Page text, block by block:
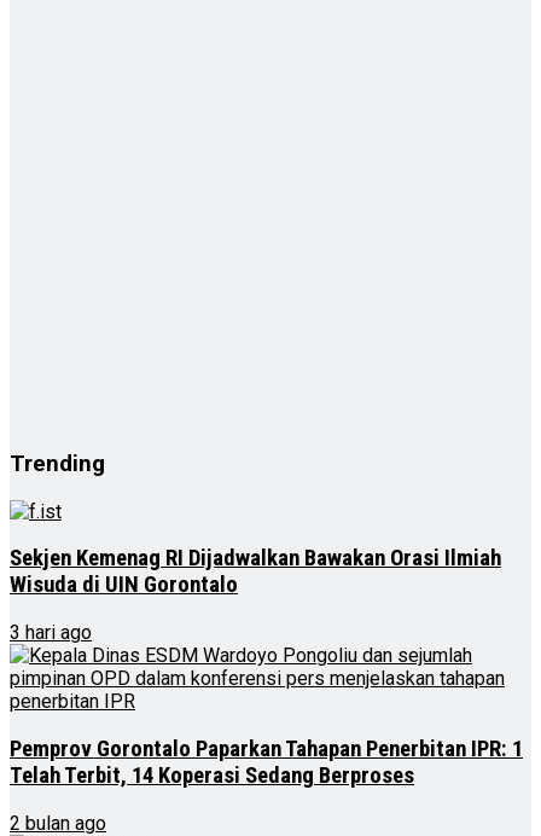
Trending
Sekjen Kemenag RI Dijadwalkan Bawakan Orasi Ilmiah
Wisuda di UIN Gorontalo
3 hari ago
Pemprov Gorontalo Paparkan Tahapan Penerbitan IPR: 1
Telah Terbit, 14 Koperasi Sedang Berproses
2 bulan ago